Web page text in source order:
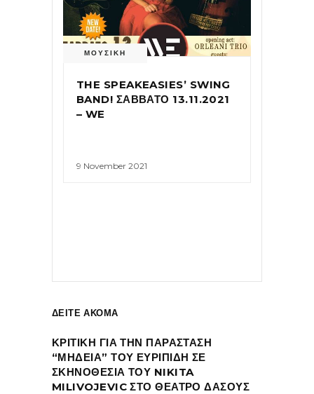
ΜΟΥΣΙΚΗ
THE SPEAKEASIES’ SWING
BAND! ΣΑΒΒΑΤΟ 13.11.2021
– WE
9 November 2021
ΔΕΙΤΕ ΑΚΟΜΑ
ΚΡΙΤΙΚΗ ΓΙΑ ΤΗΝ ΠΑΡΑΣΤΑΣΗ
“ΜΗΔΕΙΑ” ΤΟΥ ΕΥΡΙΠΙΔΗ ΣΕ
ΣΚΗΝΟΘΕΣΙΑ ΤΟΥ NIKITA
MILIVOJEVIC ΣΤΟ ΘΕΑΤΡΟ ΔΑΣΟΥΣ